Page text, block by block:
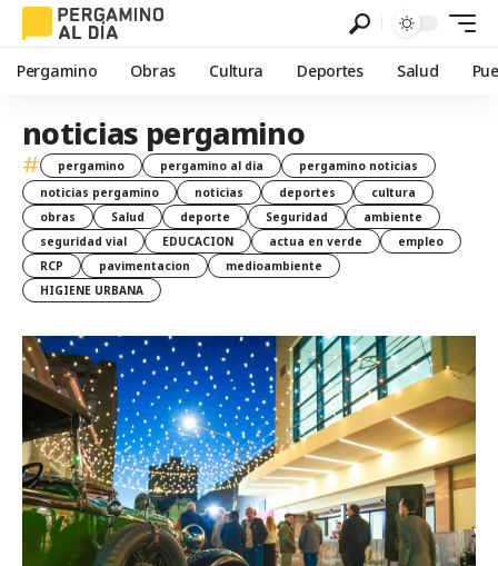
Pergamino Obras Cultura Deportes Salud
noticias pergamino
# pergamino pergamino al dia
pergamino noticias
noticias pergamino
noticias deportes
cultura
obras
Salud deporte Seguridad
ambiente
seguridad vial
EDUCACION actua en verde
empleo
RCP
pavimentacion
medioambiente
HIGIENE URBANA